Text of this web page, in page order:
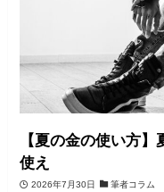
【夏の金の使い方
使え
2026年7月30日 筆者コラム